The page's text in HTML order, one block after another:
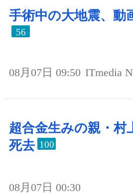
手術中の大地震、動
56
08月07日 09:50 ITmedia
超合金生みの親・村
死去 100
08月07日 00:30